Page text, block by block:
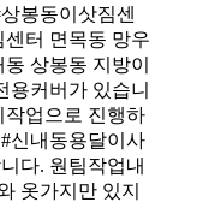
봉동이삿짐센
터 면목동 망우
상봉동 지방이
용커버가 있습니
작업으로 진행하
신내동용달이사
다. 원팀작업내
옷가지만 있지